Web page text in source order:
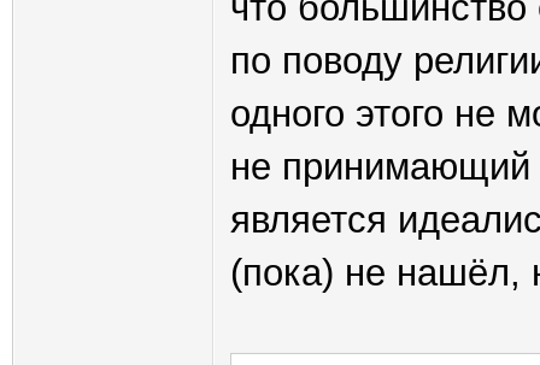
по поводу
одного этого не
не принимающий
является
(пока) не нашёл,